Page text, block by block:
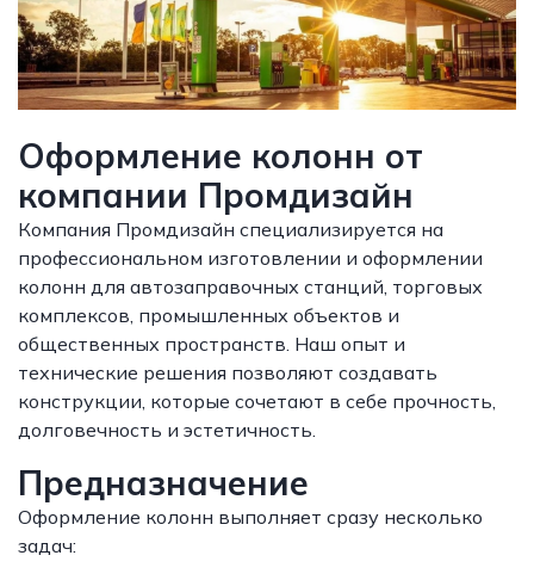
Оформление колонн от
компании Промдизайн
Компания Промдизайн специализируется на
профессиональном изготовлении и оформлении
колонн для автозаправочных станций, торговых
комплексов, промышленных объектов и
общественных пространств. Наш опыт и
технические решения позволяют создавать
конструкции, которые сочетают в себе прочность,
долговечность и эстетичность.
Предназначение
Оформление колонн выполняет сразу несколько
задач: